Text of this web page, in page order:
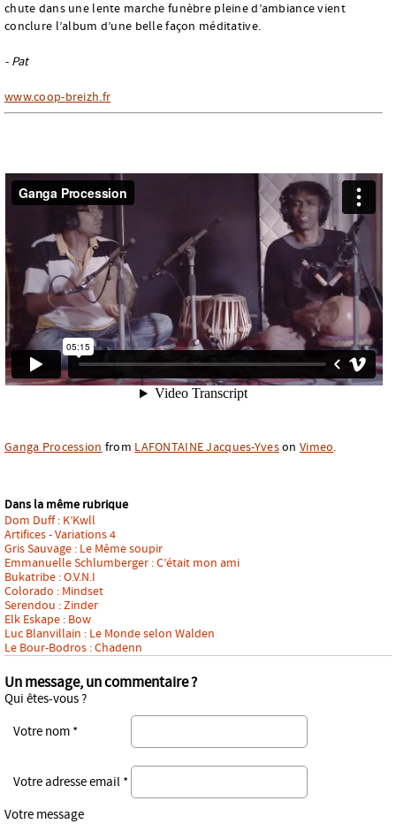
chute dans une lente marche funèbre pleine d’ambiance vient
conclure l’album d’une belle façon méditative.
- Pat
www.coop-breizh.fr
Ganga Procession from LAFONTAINE Jacques-Yveson Vimeo.
Dans la même rubrique
Dom Duff : K’Kwll
Artifices - Variations 4
Gris Sauvage : Le Même soupir
Emmanuelle Schlumberger : C’était mon ami
Bukatribe : O.V.N.I
Colorado : Mindset
Serendou : Zinder
Elk Eskape : Bow
Luc Blanvillain : Le Monde selon Walden
Le Bour-Bodros : Chadenn
Un message, un commentaire ?
Qui êtes-vous ?
Votre nom *
Votre adresse email *
Votre message